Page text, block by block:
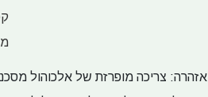
אזהרה: צריכה מופרזת של אלכוהול